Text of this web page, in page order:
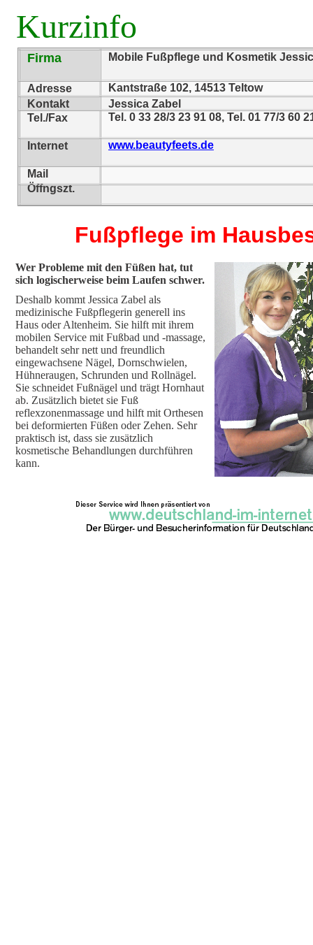
Wer Probleme mit den Füßen hat, tut
sich logischerweise beim Laufen schwer.
Deshalb kommt Jessica Zabel als
medizinische Fußpflegerin generell ins
Haus oder Altenheim. Sie hilft mit ihrem
mobilen Service mit Fußbad und -massage,
behandelt sehr nett und freundlich
eingewachsene Nägel, Dornschwielen,
Hühneraugen, Schrunden und Rollnägel.
Sie schneidet Fußnägel und trägt Hornhaut
ab. Zusätzlich bietet sie Fuß
reflexzonenmassage und hilft mit Orthesen
bei deformierten Füßen oder Zehen. Sehr
praktisch ist, dass sie zusätzlich
kosmetische Behandlungen durchführen
kann.
Fußpflege im
Kurzinfo
Firma Mobile Fußpflege und Kosmetik
Adresse
Kantstraße 102, 14513 Teltow
Kontakt
Jessica Zabel
Tel./Fax
Tel. 0 33 28/3 23 91 08, Tel. 01 77/3 60
Internet www.beautyfeets.de
Mail
Öffngszt.